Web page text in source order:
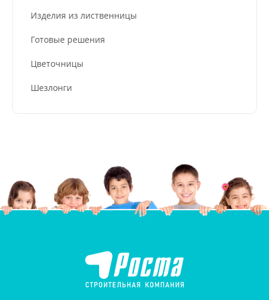
Изделия из лиственницы
Готовые решения
Цветочницы
Шезлонги